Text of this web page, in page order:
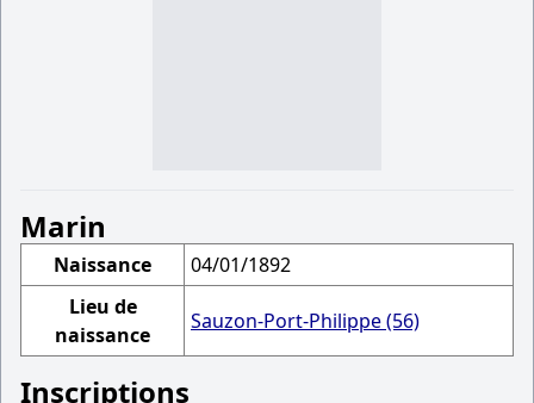
Marin
Naissance
04/01/1892
Lieu de
naissance
Sauzon-Port-Philippe (56)
Inscriptions